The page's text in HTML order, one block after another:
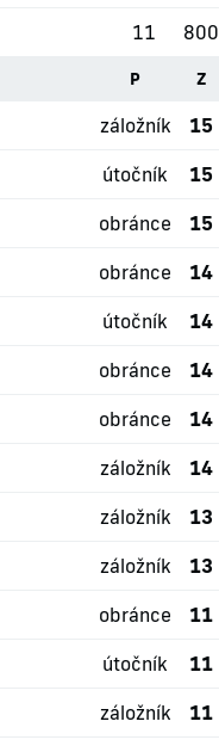
11 800
P Z
záložník 15
útočník 15
obránce 15
obránce 14
útočník 14
obránce 14
obránce 14
záložník 14
záložník 13
záložník 13
obránce 11
útočník 11
záložník 11